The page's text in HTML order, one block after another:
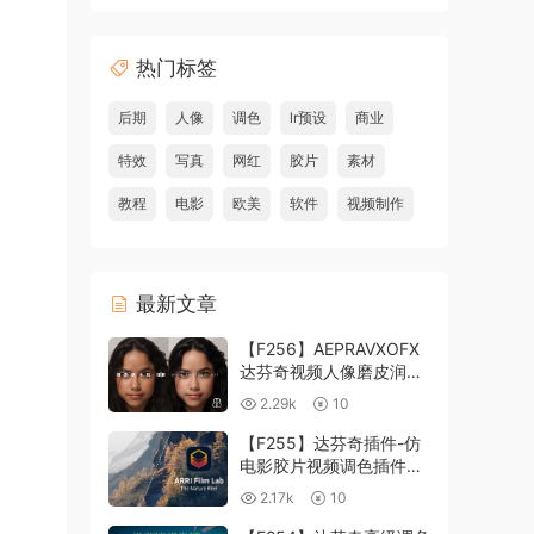
热门标签
后期 人像 调色 lr预设 商业
特效 写真 网红 胶片 素材
教程 电影 欧美 软件 视频制作
最新文章
【F256】AEPRAVXOFX
达芬奇视频人像磨皮润肤
美颜插件 Beauty Box
V6.0.3 Win
2.29k 10
【F255】达芬奇插件-仿
电影胶片视频调色插件
ARRI Film Lab 1.0.10 Win
2.17k 10